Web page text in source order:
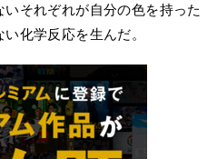
それぞれが自分の色を持った
化学反応を生んだ。